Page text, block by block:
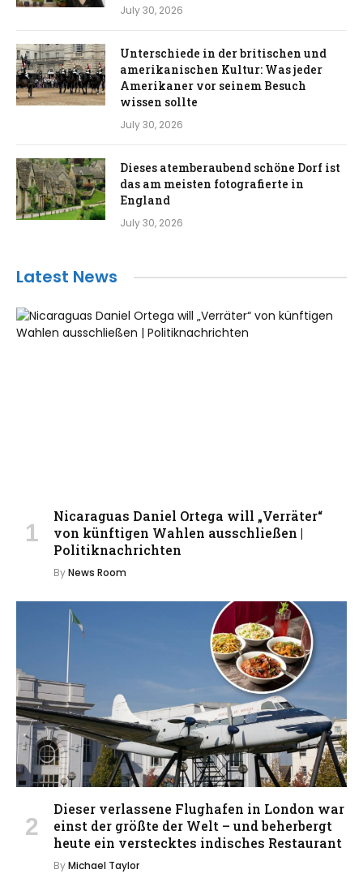
July 30, 2026
Unterschiede in der britischen und
amerikanischen Kultur: Was jeder
Amerikaner vor seinem Besuch
wissen sollte
July 30, 2026
Dieses atemberaubend schöne Dorf ist
das am meisten fotografierte in
England
July 30, 2026
Latest News
Nicaraguas Daniel Ortega will „Verräter“
von künftigen Wahlen ausschließen |
Politiknachrichten
ByNews Room
Dieser verlassene Flughafen in London war
einst der größte der Welt – und beherbergt
heute ein verstecktes indisches Restaurant
ByMichael Taylor